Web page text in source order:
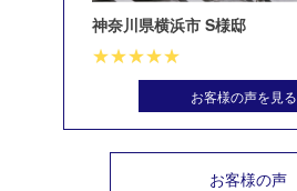
神奈川県横浜市 S様邸
お客様の声を見る
お客様の声